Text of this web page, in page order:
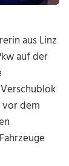
aus Linz
auf der
dem